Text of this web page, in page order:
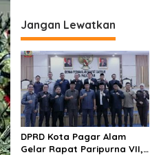
g
a
s
i
p
o
s
Jangan Lewatkan
DPRD Kota Pagar Alam
Gelar Rapat Paripurna VII,